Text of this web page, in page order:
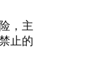
，主
止的